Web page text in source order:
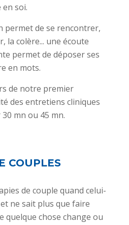
soi.
permet de se rencontrer,
la colère... une écoute
permet de déposer ses
en mots.
de notre premier
des entretiens cliniques
mn ou 45 mn.
COUPLES
de couple quand celui-
ne sait plus que faire
quelque chose change ou